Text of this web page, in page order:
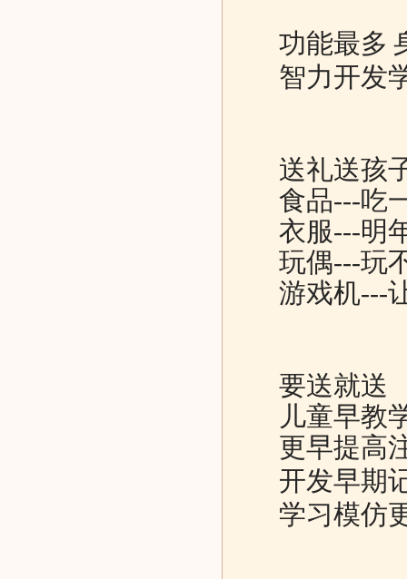
功能最多
智力开发
送礼送孩
食品---吃
衣服---明
玩偶---玩
游戏机---
要送就送
儿童早教
更早提高
开发早期
学习模仿